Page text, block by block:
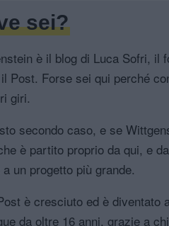
sei?
è il blog di Luca Sofri, il
Post. Forse sei qui perché
giri.
secondo caso, e se
è partito proprio da qui, e
un progetto più grande.
è cresciuto ed è diventato
da oltre 16 anni, grazie a